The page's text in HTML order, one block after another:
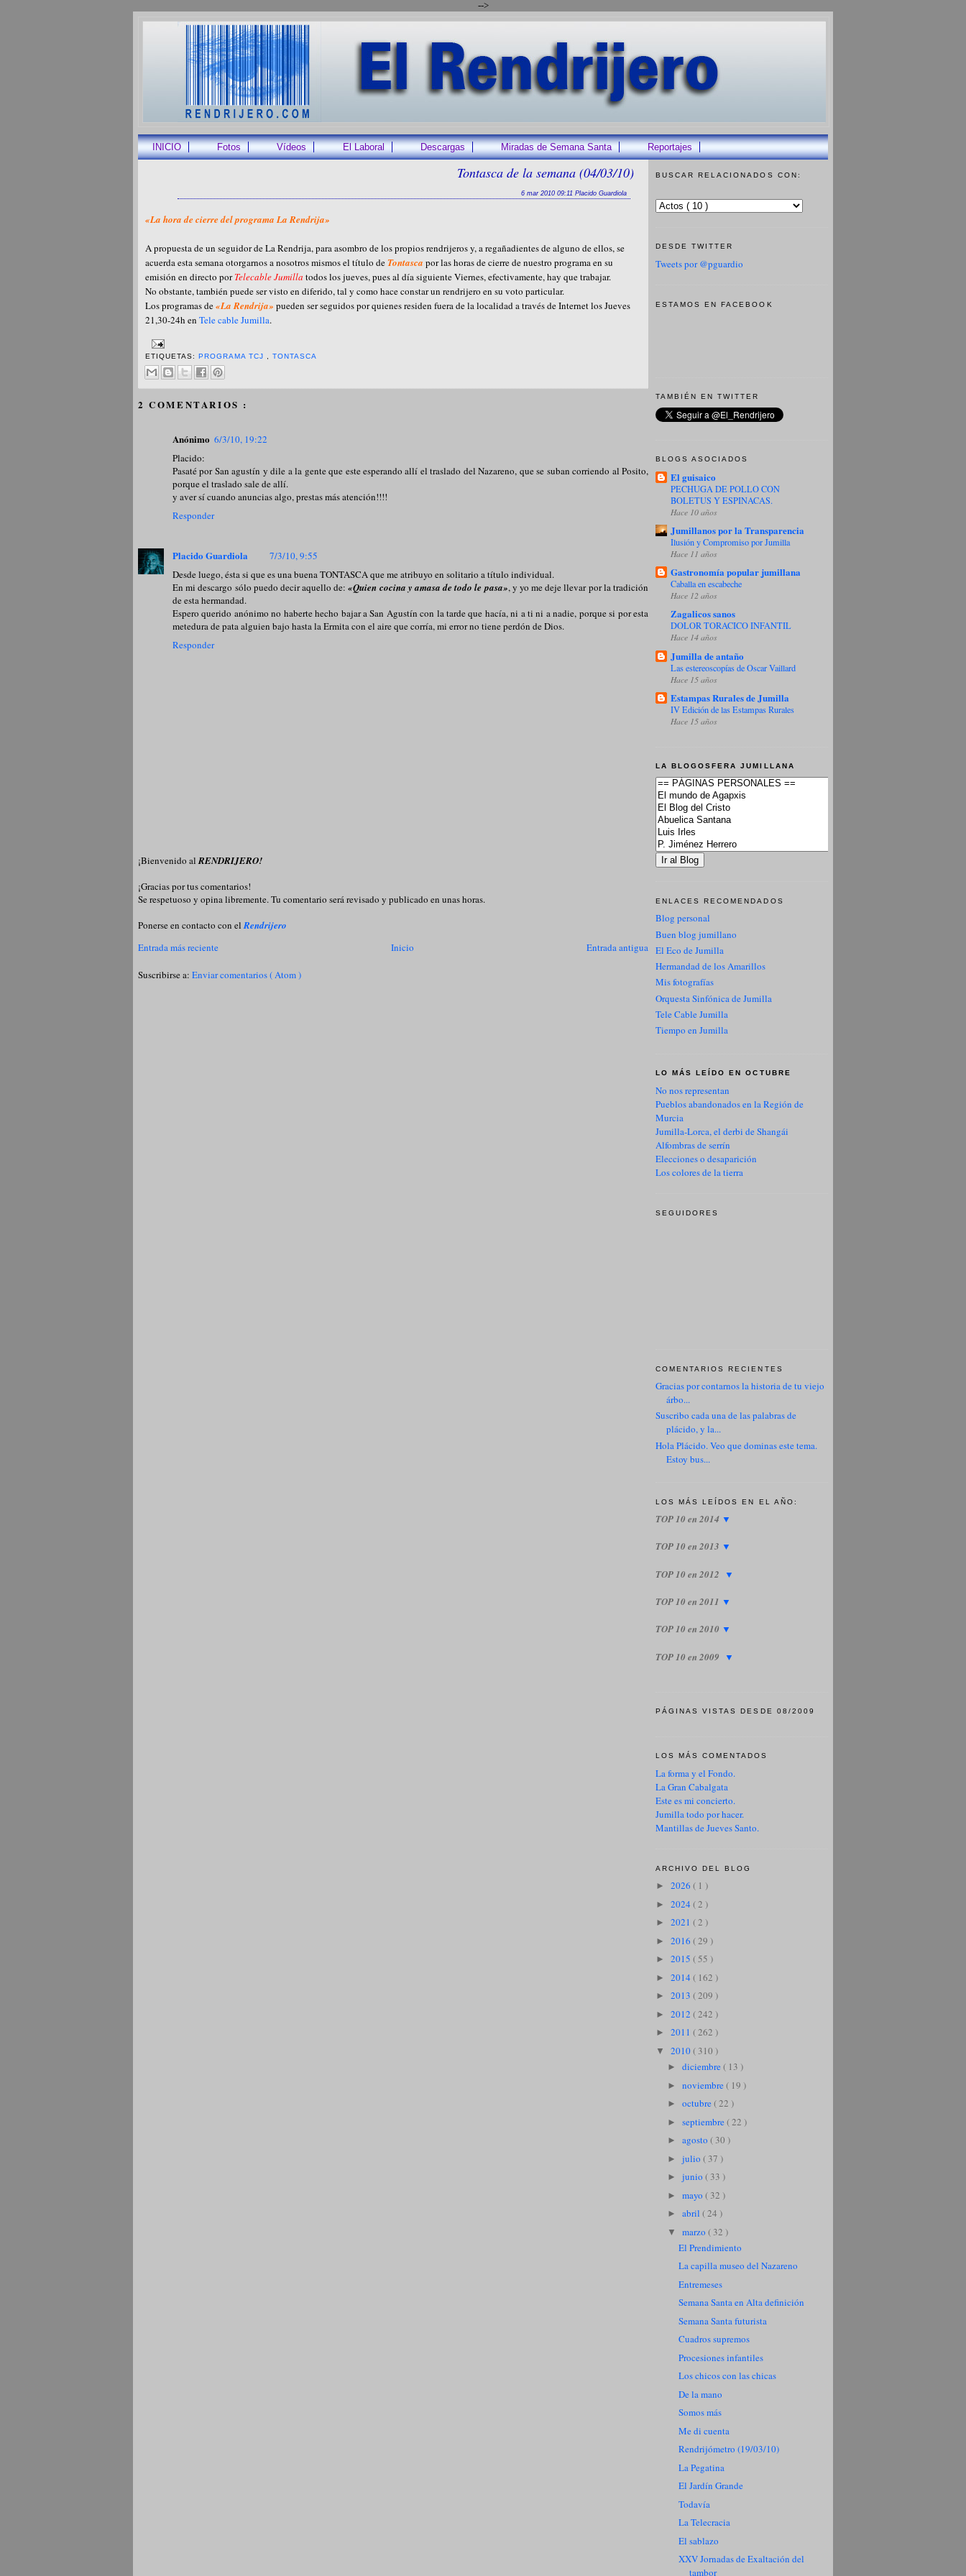
-->
INICIO Fotos Vídeos El Laboral Descargas Miradas de Semana Santa Reportajes
Tontasca de la semana (04/03/10)
6 mar 2010 09:11 Placido Guardiola
«La hora de cierre del programa La Rendrija»
A propuesta de un seguidor de La Rendrija, para asombro de los propios rendrijeros y, a regañadientes de alguno de ellos, se
acuerda esta semana otorgarnos a nosotros mismos el título de Tontasca por las horas de cierre de nuestro programa en su
emisión en directo porTelecable Jumilla todos los jueves, pues al día siguiente Viernes, efectivamente, hay que trabajar.
No obstante, también puede ser visto en diferido, tal y como hace constar un rendrijero en su voto particular.
Los programas de«La Rendrija» pueden ser seguidos por quienes residen fuera de la localidad a través de Internet los Jueves
21,30-24h en Tele cable Jumilla.
ETIQUETAS:PROGRAMA TCJ ,TONTASCA
2 COMENTARIOS :
Anónimo 6/3/10, 19:22
Placido:
Pasaté por San agustín y dile a la gente que este esperando allí el traslado del Nazareno, que se suban corriendo al Posito,
porque el traslado sale de allí.
y aver sí cuando anuncias algo, prestas más atención!!!!
Responder
Placido Guardiola
7/3/10, 9:55
Desde luego, ésta si que es una buena TONTASCA que me atribuyo en solitario a título individual.
En mi descargo sólo puedo decir aquello de:«Quien cocina y amasa de todo le pasa», y yo me deje llevar por la tradición
de esta hermandad.
Espero querido anónimo no haberte hecho bajar a San Agustín con la tarde que hacía, ni a ti ni a nadie, porque si por esta
metedura de pata alguien bajo hasta la Ermita con el aire que corría, mi error no tiene perdón de Dios.
Responder
¡Bienvenido alRENDRIJERO!
¡Gracias por tus comentarios!
Se respetuoso y opina libremente. Tu comentario será revisado y publicado en unas horas.
Ponerse en contacto con elRendrijero
Entrada más reciente
Entrada antigua
Inicio
Suscribirse a: Enviar comentarios ( Atom )
BUSCAR RELACIONADOS CON:
DESDE TWITTER
Tweets por @pguardio
ESTAMOS EN FACEBOOK
TAMBIÉN EN TWITTER
BLOGS ASOCIADOS
El guisaico
PECHUGA DE POLLO CON
BOLETUS Y ESPINACAS.
Hace 10 años
Jumillanos por la Transparencia
Ilusión y Compromiso por Jumilla
Hace 11 años
Gastronomía popular jumillana
Caballa en escabeche
Hace 12 años
Zagalicos sanos
DOLOR TORACICO INFANTIL
Hace 14 años
Jumilla de antaño
Las estereoscopías de Oscar Vaillard
Hace 15 años
Estampas Rurales de Jumilla
IV Edición de las Estampas Rurales
Hace 15 años
LA BLOGOSFERA JUMILLANA
ENLACES RECOMENDADOS
Blog personal
Buen blog jumillano
El Eco de Jumilla
Hermandad de los Amarillos
Mis fotografías
Orquesta Sinfónica de Jumilla
Tele Cable Jumilla
Tiempo en Jumilla
LO MÁS LEÍDO EN OCTUBRE
No nos representan
Pueblos abandonados en la Región de
Murcia
Jumilla-Lorca, el derbi de Shangái
Alfombras de serrín
Elecciones o desaparición
Los colores de la tierra
SEGUIDORES
COMENTARIOS RECIENTES
Gracias por contarnos la historia de tu viejo
árbo...
Suscribo cada una de las palabras de
plácido, y la...
Hola Plácido. Veo que dominas este tema.
Estoy bus...
LOS MÁS LEÍDOS EN EL AÑO:
TOP 10 en 2014 ▼
TOP 10 en 2013 ▼
TOP 10 en 2012 ▼
TOP 10 en 2011 ▼
TOP 10 en 2010 ▼
TOP 10 en 2009 ▼
PÁGINAS VISTAS DESDE 08/2009
LOS MÁS COMENTADOS
La forma y el Fondo.
La Gran Cabalgata
Este es mi concierto.
Jumilla todo por hacer.
Mantillas de Jueves Santo.
ARCHIVO DEL BLOG
► 2026 ( 1 )
► 2024 ( 2 )
► 2021 ( 2 )
► 2016 ( 29 )
► 2015 ( 55 )
► 2014 ( 162 )
► 2013 ( 209 )
► 2012 ( 242 )
► 2011 ( 262 )
▼ 2010( 310 )
► diciembre( 13 )
► noviembre( 19 )
► octubre( 22 )
► septiembre( 22 )
► agosto ( 30 )
► julio ( 37 )
► junio ( 33 )
► mayo ( 32 )
► abril ( 24 )
▼ marzo ( 32 )
El Prendimiento
La capilla museo del Nazareno
Entremeses
Semana Santa en Alta definición
Semana Santa futurista
Cuadros supremos
Procesiones infantiles
Los chicos con las chicas
De la mano
Somos más
Me di cuenta
Rendrijómetro (19/03/10)
La Pegatina
El Jardín Grande
Todavía
La Telecracia
El sablazo
XXV Jornadas de Exaltación del
tambor